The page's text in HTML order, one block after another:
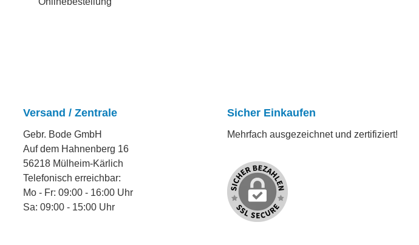
Versand / Zentrale
Gebr. Bode GmbH
Auf dem Hahnenberg 16
56218 Mülheim-Kärlich
Telefonisch erreichbar:
Mo - Fr: 09:00 - 16:00 Uhr
Sa: 09:00 - 15:00 Uhr
Sicher Einkaufen
Mehrfach ausgezeichnet und zertifiziert!